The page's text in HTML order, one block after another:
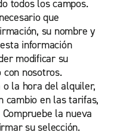
todos los campos.
que
su nombre y
información
modificar su
con nosotros.
o la hora del alquiler,
cambio en las tarifas,
la nueva
su selección.